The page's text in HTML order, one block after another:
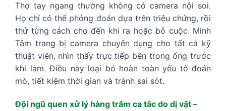
Thợ tay ngang thường không có camera nội soi.
Họ chỉ có thể phỏng đoán dựa trên triệu chứng, rồi
thử từng cách cho đến khi ra hoặc bỏ cuộc. Minh
Tâm trang bị camera chuyên dụng cho tất cả kỹ
thuật viên, nhìn thấy trực tiếp bên trong ống trước
khi làm. Điều này loại bỏ hoàn toàn yếu tố đoán
mò, tiết kiệm thời gian và tránh sai sót.
Đội ngũ quen xử lý hàng trăm ca tắc do dị vật –